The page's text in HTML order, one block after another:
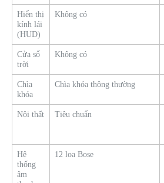
Hiển thị
kính lái
(HUD)
Không có
Cửa sổ
trời
Không có
Chìa
khóa
Chìa khóa thông thường
Nội thất Tiêu chuẩn
Hệ
thống
âm
12 loa Bose